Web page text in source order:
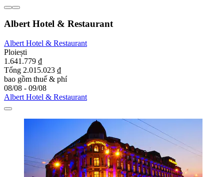
Albert Hotel & Restaurant
Albert Hotel & Restaurant
Ploiești
1.641.779 ₫
Tổng 2.015.023 ₫
bao gồm thuế & phí
08/08 - 09/08
Albert Hotel & Restaurant